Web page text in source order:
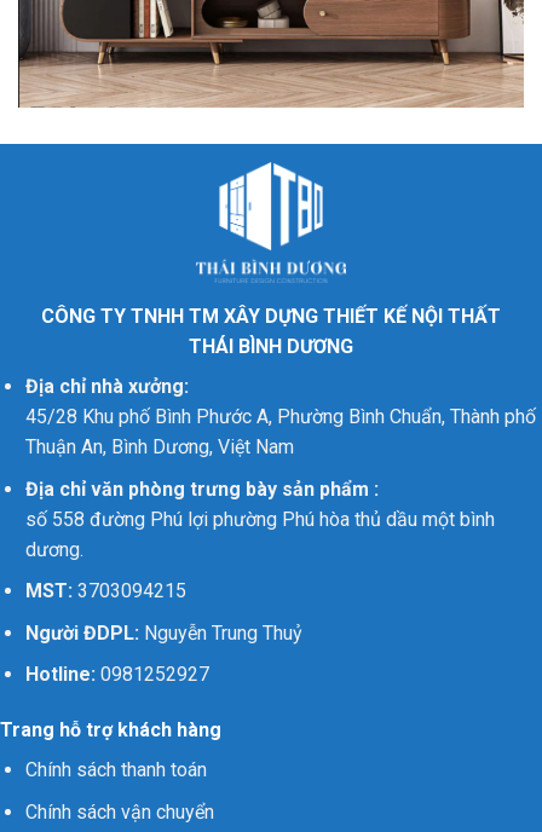
CÔNG TY TNHH TM XÂY DỰNG THIẾT KẾ NỘI THẤT
THÁI BÌNH DƯƠNG
Địa chỉ nhà xưởng:
45/28 Khu phố Bình Phước A, Phường Bình Chuẩn, Thành phố
Thuận An, Bình Dương, Việt Nam
Địa chỉ văn phòng trưng bày sản phẩm :
số 558 đường Phú lợi phường Phú hòa thủ dầu một bình
dương.
MST:3703094215
Người ĐDPL: Nguyễn Trung Thuỷ
Hotline:0981252927
Trang hỗ trợ khách hàng
Chính sách thanh toán
Chính sách vận chuyển